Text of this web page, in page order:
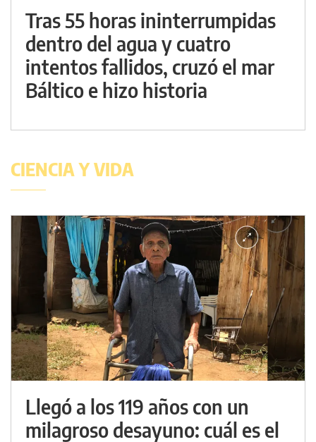
Tras 55 horas ininterrumpidas
dentro del agua y cuatro
intentos fallidos, cruzó el mar
Báltico e hizo historia
CIENCIA Y VIDA
Llegó a los 119 años con un
milagroso desayuno: cuál es el